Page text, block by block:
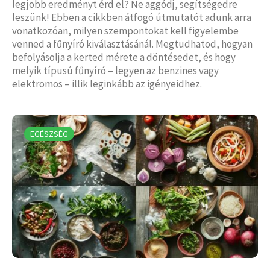
legjobb eredményt érd el? Ne aggódj, segítségedre
leszünk! Ebben a cikkben átfogó útmutatót adunk arra
vonatkozóan, milyen szempontokat kell figyelembe
venned a fűnyíró kiválasztásánál. Megtudhatod, hogyan
befolyásolja a kerted mérete a döntésedet, és hogy
melyik típusú fűnyíró – legyen az benzines vagy
elektromos – illik leginkább az igényeidhez.
EGÉSZSÉG